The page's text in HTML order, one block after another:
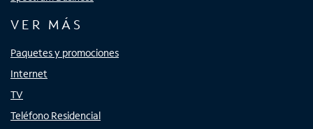
VER MÁS
Paquetes y promociones
Internet
TV
Teléfono Residencial